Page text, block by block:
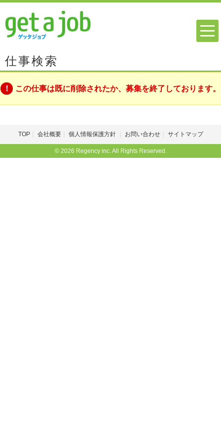
仕事検索
この仕事は既に削除されたか、募集を終了しております。
TOP 会社概要 個人情報保護方針 お問い合わせ サイトマップ
© 2026 Regency inc. All Rights Reserved.